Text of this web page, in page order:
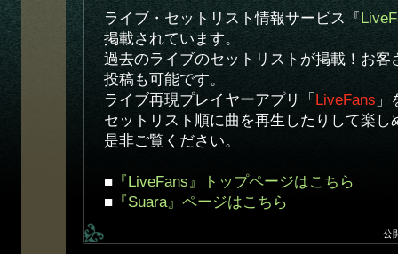
ライブ・セットリスト情報サービス『
掲載されています。
過去のライブのセットリストが掲載！お客
投稿も可能です。
ライブ再現プレイヤーアプリ「 LiveFans
セットリスト順に曲を再生したりして楽し
是非ご覧ください。
■ 『LiveFans』トップページはこちら
■ 『Suara』ページはこちら
公